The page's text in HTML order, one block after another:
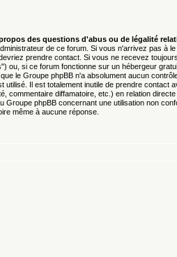
des questions d'abus ou de légalité
de ce forum. Si vous n'arrivez pas à
prendre contact. Si vous ne recevez
ou, si ce forum fonctionne sur un hébergeur
le Groupe phpBB n'a absolument aucun
utilisé. Il est totalement inutile de prendre
commentaire diffamatoire, etc.) en relation
Groupe phpBB concernant une utilisation non
même à aucune réponse.